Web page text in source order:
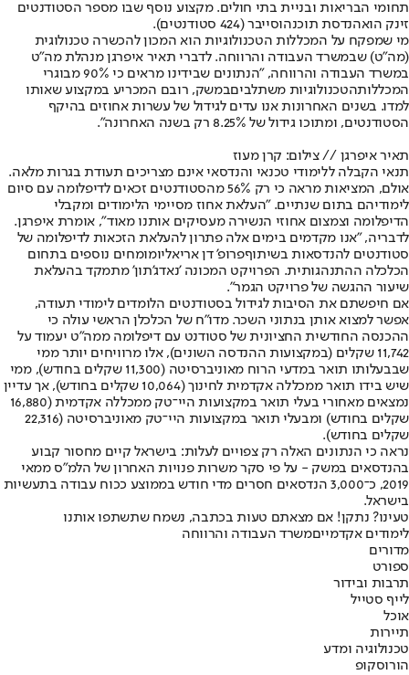
תחומי הבריאות ובניית בתי חולים. מקצוע נוסף שבו מספר הסטודנטים
זינק הואהנדסת תוכנהוסייבר (424 סטודנטים).
מי שמפקח על המכללות הטכנולוגיות הוא המכון להכשרה טכנולוגית
(מה"ט) שבמשרד העבודה והרווחה. לדברי תאיר איפרגן מנהלת מה"ט
במשרד העבודה והרווחה, "הנתונים שבידינו מראים כי 90% מבוגרי
המכללותהטכנולוגיות משתלביםבמשק, רובם המכריע במקצוע שאותו
למדו. בשנים האחרונות אנו עדים לגידול של עשרות אחוזים בהיקף
הסטודנטים, ומתוכו גידול של 8.25% רק בשנה האחרונה".
תאיר איפרגן // צילום: קרן מעוז
תנאי הקבלה ללימודי טכנאי והנדסאי אינם מצריכים תעודת בגרות מלאה.
אולם, המציאות מראה כי רק 56% מהסטודנטים זכאים לדיפלומה עם סיום
לימודיהם בתום שנתיים. "העלאת אחוז מסיימי הלימודים ומקבלי
הדיפלומה וצמצום אחוזי הנשירה מעסיקים אותנו מאוד", אומרת איפרגן.
לדבריה, "אנו מקדמים בימים אלה פתרון להעלאת הזכאות לדיפלומה של
סטודנטים להנדסאות בשיתוףפרופ' דן אריאליומומחים נוספים בתחום
הכלכלה ההתנהגותית. הפרויקט המכונה 'נאדג'תון' מתמקד בהעלאת
שיעור ההגשה של פרויקט הגמר".
אם חיפשתם את הסיבות לגידול בסטודנטים הלומדים לימודי תעודה,
אפשר למצוא אותן בנתוני השכר. מדו"ח של הכלכלן הראשי עולה כי
ההכנסה החודשית החציונית של סטודנט עם דיפלומה ממה"ט יעמוד על
11,742 שקלים (במקצועות ההנדסה השונים), אלו מרוויחים יותר ממי
שבבעלותו תואר במדעי הרוח מאוניברסיטה (11,300 שקלים בחודש), ממי
שיש בידו תואר ממכללה אקדמית לחינוך (10,064 שקלים בחודש), אך עדיין
נמצאים מאחורי בעלי תואר במקצועות היי־טק ממכללה אקדמית (16,880
שקלים בחודש) ומבעלי תואר במקצועות היי־טק מאוניברסיטה (22,316
שקלים בחודש).
נראה כי הנתונים האלה רק צפויים לעלות: בישראל קיים מחסור קבוע
בהנדסאים במשק - על פי סקר משרות פנויות האחרון של הלמ"ס ממאי
2019, כ־3,000 הנדסאים חסרים מדי חודש בממוצע ככוח עבודה בתעשיות
בישראל.
טעינו? נתקן! אם מצאתם טעות בכתבה, נשמח שתשתפו אותנו
לימודים אקדמייםמשרד העבודה והרווחה
מדורים
ספורט
תרבות ובידור
לייף סטייל
אוכל
תיירות
טכנולוגיה ומדע
הורוסקופ